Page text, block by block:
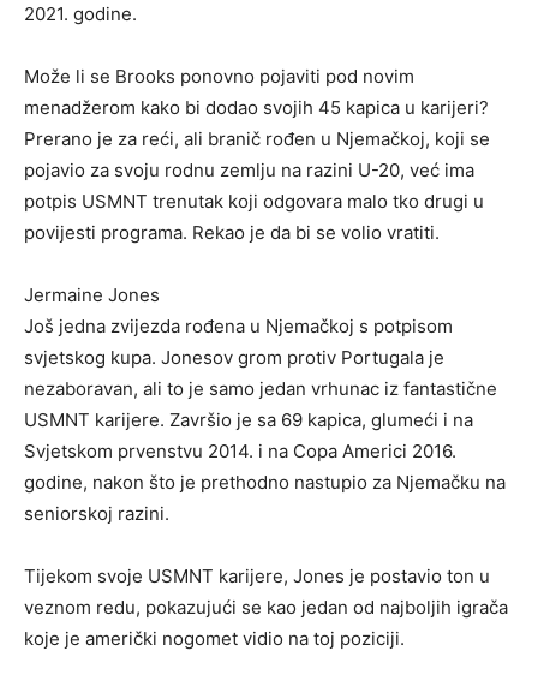
2021. godine.
Može li se Brooks ponovno pojaviti pod novim
menadžerom kako bi dodao svojih 45 kapica u karijeri?
Prerano je za reći, ali branič rođen u Njemačkoj, koji se
pojavio za svoju rodnu zemlju na razini U-20, već ima
potpis USMNT trenutak koji odgovara malo tko drugi u
povijesti programa. Rekao je da bi se volio vratiti.
Jermaine Jones
Još jedna zvijezda rođena u Njemačkoj s potpisom
svjetskog kupa. Jonesov grom protiv Portugala je
nezaboravan, ali to je samo jedan vrhunac iz fantastične
USMNT karijere. Završio je sa 69 kapica, glumeći i na
Svjetskom prvenstvu 2014. i na Copa Americi 2016.
godine, nakon što je prethodno nastupio za Njemačku na
seniorskoj razini.
Tijekom svoje USMNT karijere, Jones je postavio ton u
veznom redu, pokazujući se kao jedan od najboljih igrača
koje je američki nogomet vidio na toj poziciji.